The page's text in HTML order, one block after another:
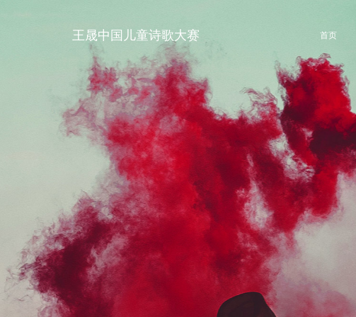
王晟中国儿童诗歌大赛 首页